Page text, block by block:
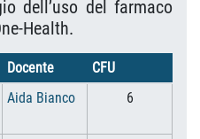
dell’uso del farmaco
Health.
Docente
CFU
Aida Bianco 6